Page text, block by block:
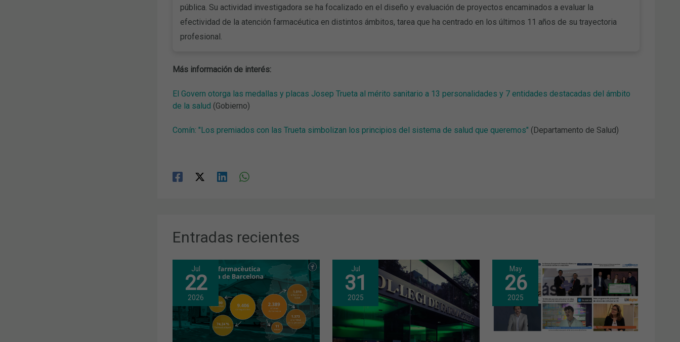
pública. Su actividad investigadora se ha focalizado en el diseño y evaluación de proyectos encaminados a evaluar la
efectividad de la atención farmacéutica en distintos ámbitos, tarea que ha centrado en los últimos 11 años de su trayectoria
profesional.
Más información de interés:
El Govern otorga las medallas y placas Josep Trueta al mérito sanitario a 13 personalidades y 7 entidades destacadas del ámbito
de la salud (Gobierno)
Comín: "Los premiados con las Trueta simbolizan los principios del sistema de salud que queremos" (Departamento de Salud)
Entradas recientes
Jul
22
2026
Jul
31
2025
May
26
2025